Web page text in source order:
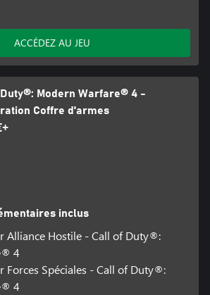
ACCÉDEZ AU JEU
Modern Warfare® 4 -
Coffre d'armes
inclus
Alliance Hostile - Call of Duty®:
4
Forces Spéciales - Call of Duty®:
4